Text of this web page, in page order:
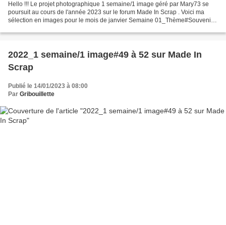
Hello !!! Le projet photographique 1 semaine/1 image géré par Mary73 se
poursuit au cours de l'année 2023 sur le forum Made In Scrap . Voici ma
sélection en images pour le mois de janvier Semaine 01_Thème#Souvenirs
2022_1 semaine/1 image#49 à 52 sur Made In
Scrap
Publié le 14/01/2023 à 08:00
Par Gribouillette